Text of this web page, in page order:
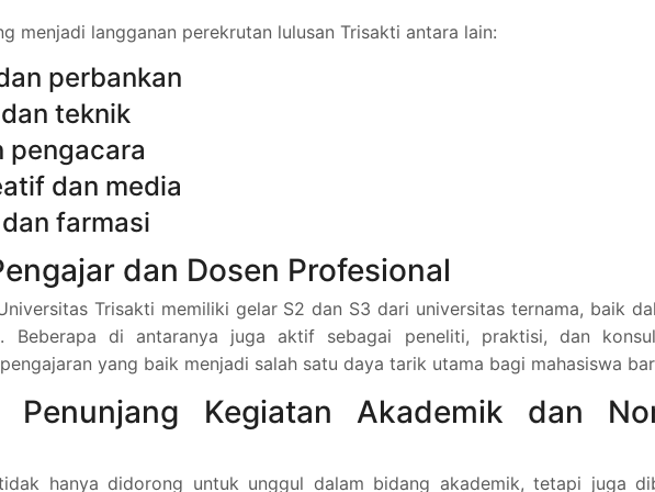
menjadi langganan perekrutan lulusan Trisakti antara lain:
perbankan
teknik
pengacara
dan media
farmasi
dan Dosen Profesional
Trisakti memiliki gelar S2 dan S3 dari universitas ternama, baik
Beberapa di antaranya juga aktif sebagai peneliti, praktisi, dan
yang baik menjadi salah satu daya tarik utama bagi mahasiswa
Penunjang Kegiatan Akademik dan
hanya didorong untuk unggul dalam bidang akademik, tetapi juga